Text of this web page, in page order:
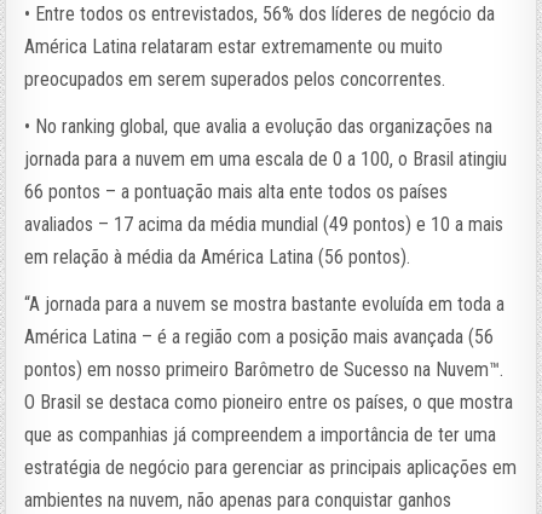
• Entre todos os entrevistados, 56% dos líderes de negócio da
América Latina relataram estar extremamente ou muito
preocupados em serem superados pelos concorrentes.
• No ranking global, que avalia a evolução das organizações na
jornada para a nuvem em uma escala de 0 a 100, o Brasil atingiu
66 pontos – a pontuação mais alta ente todos os países
avaliados – 17 acima da média mundial (49 pontos) e 10 a mais
em relação à média da América Latina (56 pontos).
“A jornada para a nuvem se mostra bastante evoluída em toda a
América Latina – é a região com a posição mais avançada (56
pontos) em nosso primeiro Barômetro de Sucesso na Nuvem™.
O Brasil se destaca como pioneiro entre os países, o que mostra
que as companhias já compreendem a importância de ter uma
estratégia de negócio para gerenciar as principais aplicações em
ambientes na nuvem, não apenas para conquistar ganhos